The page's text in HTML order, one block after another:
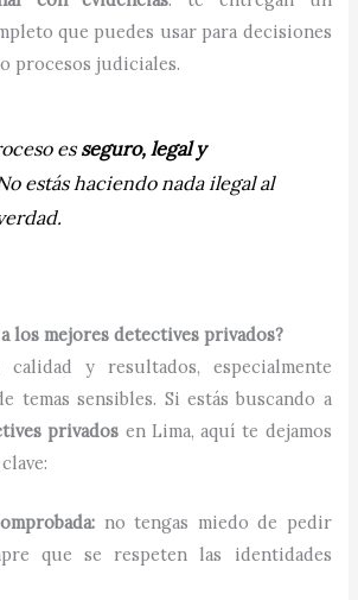
que puedes usar para decisiones
procesos judiciales.
esseguro, legal y
estás haciendo nada ilegal al
los mejores detectives privados?
calidad y resultados, especialmente
temas sensibles. Si estás buscando a
privados en Lima, aquí te dejamos
no tengas miedo de pedir
que se respeten las identidades